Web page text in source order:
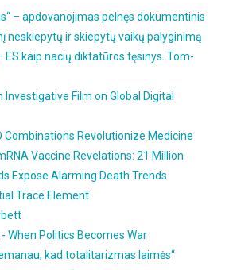
– apdovanojimas pelnęs dokumentinis
neskiepytų ir skiepytų vaikų palyginimą
ES kaip nacių diktatūros tęsinys. Tom-
Investigative Film on Global Digital
Combinations Revolutionize Medicine
Vaccine Revelations: 21 Million
Expose Alarming Death Trends
Trace Element
When Politics Becomes War
kad totalitarizmas laimės“